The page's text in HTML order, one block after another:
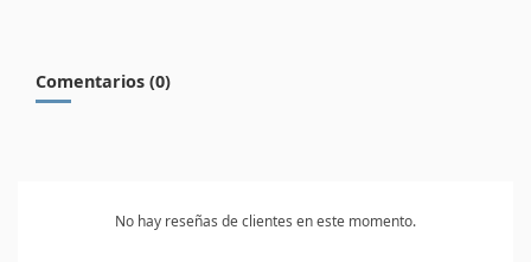
Comentarios (0)
No hay reseñas de clientes en este momento.